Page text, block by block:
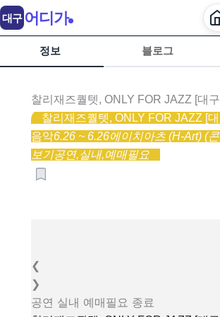
정보 블로그
찰리재즈퀄텟, ONLY FOR JAZZ [대
찰리재즈퀄텟, ONLY FOR JAZZ [
음악6.26 ~ 6.26에이치아츠 (H-Art) (
보기공연,실내,예매필요
❮
❯
공연 실내 예매필요 종료
대구 어디가